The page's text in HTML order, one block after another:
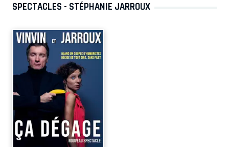
SPECTACLES - STÉPHANIE JARROUX